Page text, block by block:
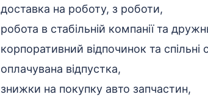
доставка на роботу, з роботи,
робота в стабільній компанії та
корпоративний відпочинок та спільні
оплачувана відпустка,
знижки на покупку авто запчастин,